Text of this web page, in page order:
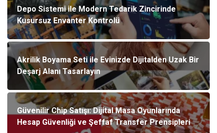
Depo Sistemi ile Modern Tedarik Zincirinde
Kusursuz Envanter Kontrolü
Akrilik Boyama Seti ile Evinizde Dijitalden Uzak Bir
Deşarj Alanı Tasarlayın
Güvenilir Chip Satışı: Dijital Masa Oyunlarında
Hesap Güvenliği ve Şeffaf Transfer Prensipleri